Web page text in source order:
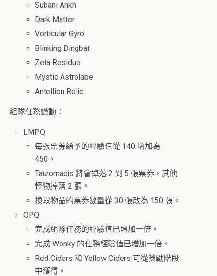
Subani Ankh
Dark Matter
Vorticular Gyro
Blinking Dingbat
Zeta Residue
Mystic Astrolabe
Antellion Relic
組隊任務變動：
LMPQ
每張票券給予的經驗值從 140 增加為
450。
Tauromacis 將會掉落 2 到 5 張票券，其他
怪物掉落 2 張。
換取物品的票券數量從 30 張改為 150 張。
OPQ
完成組隊任務的經驗值已增加一倍。
完成 Wonky 的任務經驗值已增加一倍。
Red Ciders 和 Yellow Ciders 可從獎勵階段
中獲得。